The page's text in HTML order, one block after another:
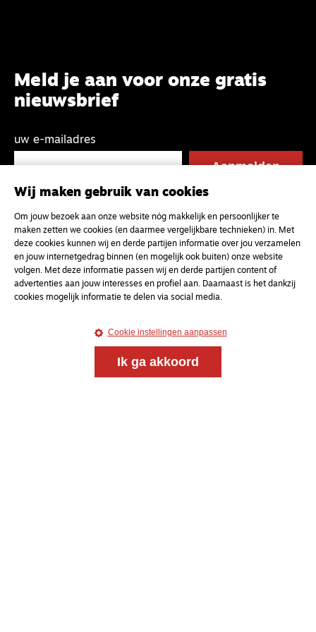
Meld je aan voor onze gratis
nieuwsbrief
uw e-mailadres
Wij maken gebruik van cookies
Om jouw bezoek aan onze website nóg makkelijk en persoonlijker te
maken zetten we cookies (en daarmee vergelijkbare technieken) in. Met
deze cookies kunnen wij en derde partijen informatie over jou verzamelen
en jouw internetgedrag binnen (en mogelijk ook buiten) onze website
volgen. Met deze informatie passen wij en derde partijen content of
advertenties aan jouw interesses en profiel aan. Daarnaast is het dankzij
cookies mogelijk informatie te delen via social media.
Cookie instellingen aanpassen
Ik ga akkoord